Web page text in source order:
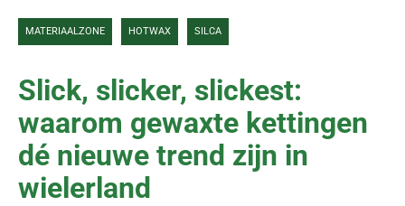
MATERIAALZONE HOTWAX SILCA
Slick, slicker, slickest:
waarom gewaxte kettingen
dé nieuwe trend zijn in
wielerland